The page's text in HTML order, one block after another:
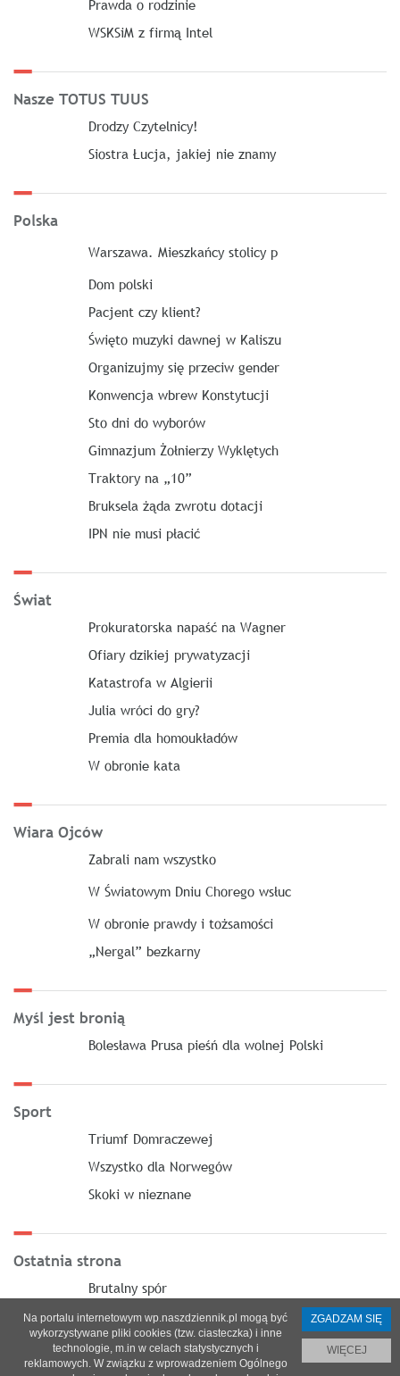
Prawda o rodzinie
WSKSiM z firmą Intel
Nasze TOTUS TUUS
Drodzy Czytelnicy!
Siostra Łucja, jakiej nie znamy
Polska
Warszawa. Mieszkańcy stolicy p
Dom polski
Pacjent czy klient?
Święto muzyki dawnej w Kaliszu
Organizujmy się przeciw gender
Konwencja wbrew Konstytucji
Sto dni do wyborów
Gimnazjum Żołnierzy Wyklętych
Traktory na „10”
Bruksela żąda zwrotu dotacji
IPN nie musi płacić
Świat
Prokuratorska napaść na Wagner
Ofiary dzikiej prywatyzacji
Katastrofa w Algierii
Julia wróci do gry?
Premia dla homoukładów
W obronie kata
Wiara Ojców
Zabrali nam wszystko
W Światowym Dniu Chorego wsłuc
W obronie prawdy i tożsamości
„Nergal” bezkarny
Myśl jest bronią
Bolesława Prusa pieśń dla wolnej Polski
Sport
Triumf Domraczewej
Wszystko dla Norwegów
Skoki w nieznane
Ostatnia strona
Brutalny spór
Na portalu internetowym wp.naszdziennik.pl mogą być
wykorzystywane pliki cookies (tzw. ciasteczka) i inne
technologie, m.in w celach statystycznych i
reklamowych. W związku z wprowadzeniem Ogólnego
ZGADZAM SIĘ
WIĘCEJ